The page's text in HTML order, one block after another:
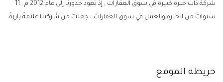
شركة ذات خبرة كبيرة في سوق العقارات , إذ تعود جذورنا إلى عام 2012 م , 11
سنوات من الخبرة والعمل في سوق العقارات ، جعلت من شركتنا علامةً بارزةً
خريطة الموقع